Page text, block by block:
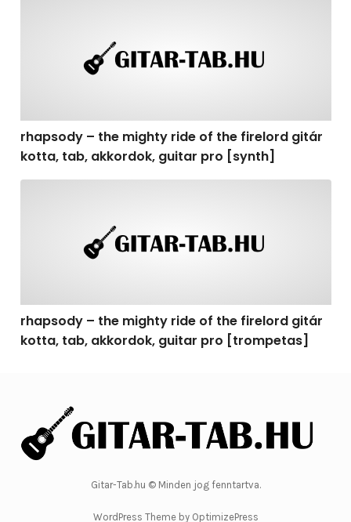
rhapsody – the mighty ride of the firelord gitár
kotta, tab, akkordok, guitar pro [synth]
rhapsody – the mighty ride of the firelord gitár
kotta, tab, akkordok, guitar pro [trompetas]
Gitar-Tab.hu © Minden jog fenntartva.
WordPress Theme by OptimizePress